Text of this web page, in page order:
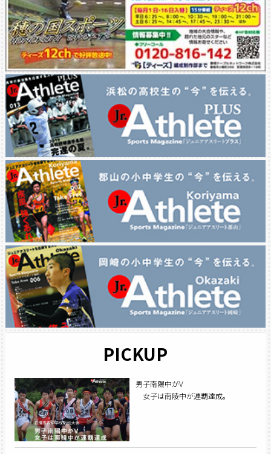
PICKUP
男子南陽中がV
女子は南陵中が連覇達成。